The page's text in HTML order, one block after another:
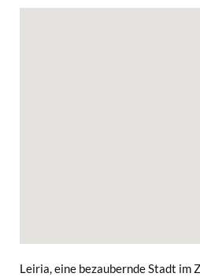
Leiria, eine bezaubernde Stadt im